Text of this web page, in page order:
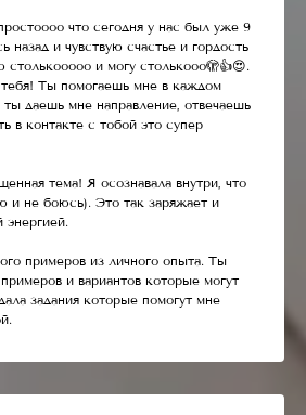
что сегодня у нас был уже 9
назад и чувствую счастье и гордость
столькооооо и могу столькооо🫣👍😍.
Ты помогаешь мне в каждом
даешь мне направление, отвечаешь
в контакте с тобой это супер
тема! Я осознавала внутри, что
и не боюсь). Это так заряжает и
энергией.
примеров из личного опыта. Ты
и вариантов которые могут
задания которые помогут мне